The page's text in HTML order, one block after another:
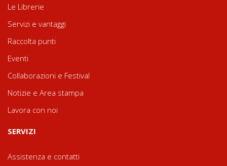
Le Librerie
Servizi e vantaggi
Raccolta punti
Eventi
Collaborazioni e Festival
Notizie e Area stampa
Lavora con noi
SERVIZI
Assistenza e contatti